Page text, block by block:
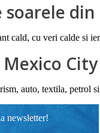
cald, cu veri calde si
City
auto, textila, petrol si
newsletter!